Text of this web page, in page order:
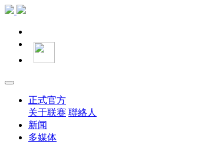
正式官方
关于联赛 聯絡人
新闻
多媒体